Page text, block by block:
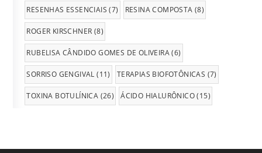
RESENHAS ESSENCIAIS (7) RESINA COMPOSTA (8)
ROGER KIRSCHNER (8)
RUBELISA CÂNDIDO GOMES DE OLIVEIRA(6)
SORRISO GENGIVAL (11) TERAPIAS BIOFOTÔNICAS (7)
TOXINA BOTULÍNICA (26) ÁCIDO HIALURÔNICO(15)